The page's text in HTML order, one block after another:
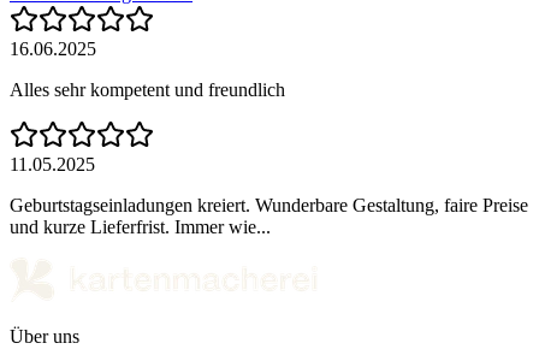
16.06.2025
Alles sehr kompetent und freundlich
11.05.2025
Geburtstagseinladungen kreiert. Wunderbare Gestaltung, faire Preise
und kurze Lieferfrist. Immer wie...
Über uns